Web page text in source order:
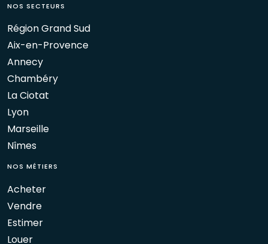
NOS SECTEURS
Région Grand Sud
Aix-en-Provence
Annecy
Chambéry
La Ciotat
Lyon
Marseille
Nîmes
NOS MÉTIERS
Acheter
Vendre
Estimer
Louer